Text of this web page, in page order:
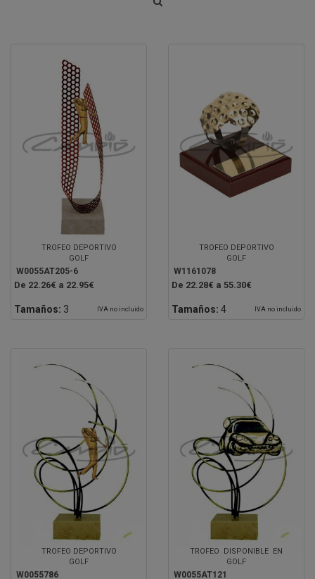
TROFEO DEPORTIVO
GOLF
W0055AT205-6
De 22.26€ a 22.95€
Tamaños: 3 IVA no incluido
TROFEO DEPORTIVO
GOLF
W1161078
De 22.28€ a 55.30€
Tamaños: 4 IVA no incluido
TROFEO DEPORTIVO
GOLF
W0055786
TROFEO DISPONIBLE EN
GOLF
W0055AT121